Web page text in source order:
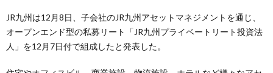
JR九州は12月8日、子会社のJR九州アセットマネジメントを通じ、
オープンエンド型の私募リート「JR九州プライベートリート投資法
人」を12月7日付で組成したと発表した。